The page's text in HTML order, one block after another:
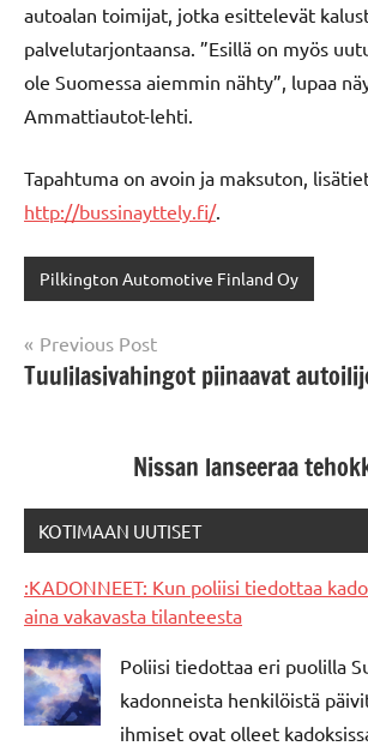
autoalan toimijat, jotka esittelevät
palvelutarjontaansa. ”Esillä on myös
ole Suomessa aiemmin nähty”, lupaa
Ammattiautot-lehti.
Tapahtuma on avoin ja maksuton,
http://bussinayttely.fi/.
Pilkington Automotive Finland Oy
Post
navigation
Previous Post
Tuulilasivahingot piinaavat
Nissan lanseeraa
KOTIMAAN UUTISET
:KADONNEET: Kun poliisi tiedottaa
aina vakavasta tilanteesta
Poliisi tiedottaa eri puolilla
kadonneista henkilöistä
ihmiset ovat olleet